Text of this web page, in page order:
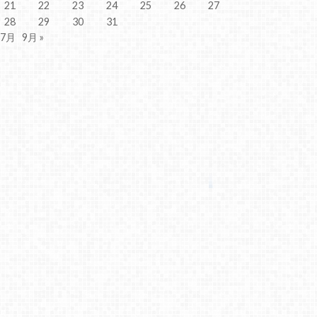
21 22 23 24 25 26
27
28
29 30
31
月
9月 »